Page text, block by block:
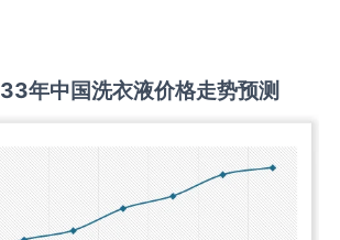
年中国洗衣液价格走势预测